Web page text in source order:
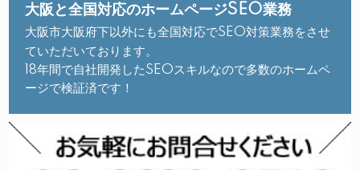
大阪と全国対応のホームページSEO業務
大阪市大阪府下以外にも全国対応でSEO対策業務をさせ
ていただいております。
18年間で自社開発したSEOスキルなので多数のホームペ
ージで検証済です！